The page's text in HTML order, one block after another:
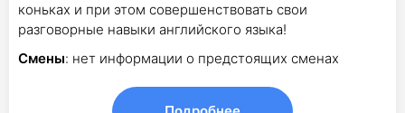
коньках и при этом совершенствовать свои
разговорные навыки английского языка!
Смены: нет информации о предстоящих сменах